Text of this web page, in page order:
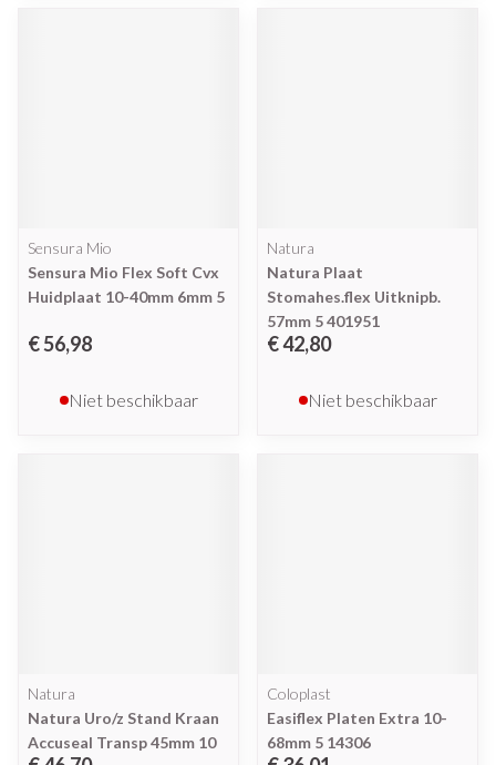
Sensura Mio
Sensura Mio Flex Soft Cvx
Huidplaat 10-40mm 6mm 5
€ 56,98
Niet beschikbaar
Natura
Natura Plaat
Stomahes.flex Uitknipb.
57mm 5 401951
€ 42,80
Niet beschikbaar
Natura
Natura Uro/z Stand Kraan
Accuseal Transp 45mm 10
Coloplast
Easiflex Platen Extra 10-
68mm 5 14306